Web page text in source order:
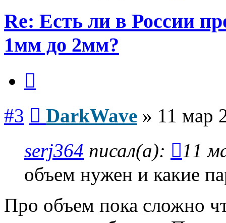
Re: Есть ли в России
1мм до 2мм?
#3 DarkWave » 11 мар
serj364 писал(а):
11
объем нужен и какие
Про объем пока сложно